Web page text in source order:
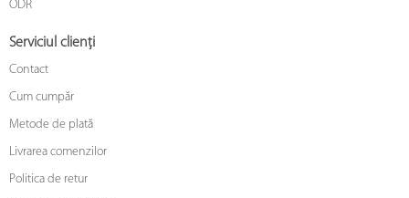
ODR
Serviciul clienți
Contact
Cum cumpăr
Metode de plată
Livrarea comenzilor
Politica de retur